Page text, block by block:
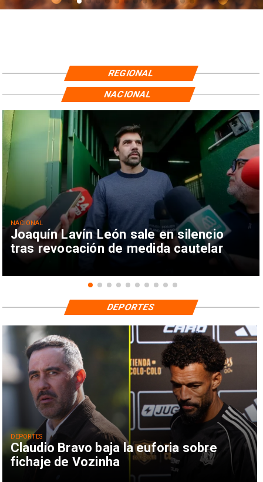
REGIONAL
Joaquín Lavín León sale en silencio
tras revocación de medida cautelar
NACIONAL
NACIONAL
Claudio Bravo baja la euforia sobre
fichaje de Vozinha
DEPORTES
DEPORTES